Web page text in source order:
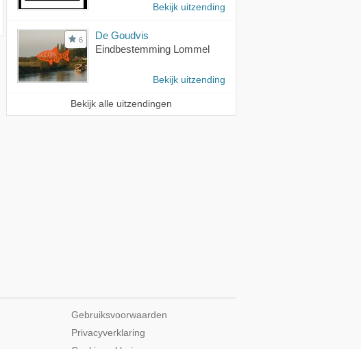
Bekijk uitzending
6
De Goudvis
Eindbestemming Lommel
Bekijk uitzending
Bekijk alle uitzendingen
Gebruiksvoorwaarden
Privacyverklaring